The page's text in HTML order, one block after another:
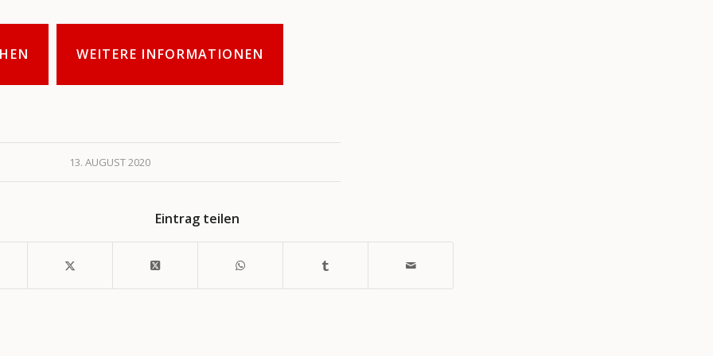
WEITERE INFORMATIONEN
13. AUGUST 2020
Eintrag teilen